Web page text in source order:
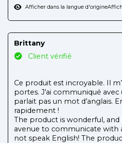
Afficher dans la langue d'origine
Brittany
Client vérifié
Ce produit est incroyable. Il
portes. J’ai communiqué
parlait pas un mot d’anglais.
rapidement !
The product is wonderful,
avenue to communicate with
not speak English! The